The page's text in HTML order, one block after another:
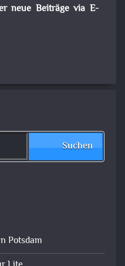
neue Beiträge via E-
Suchen
Potsdam